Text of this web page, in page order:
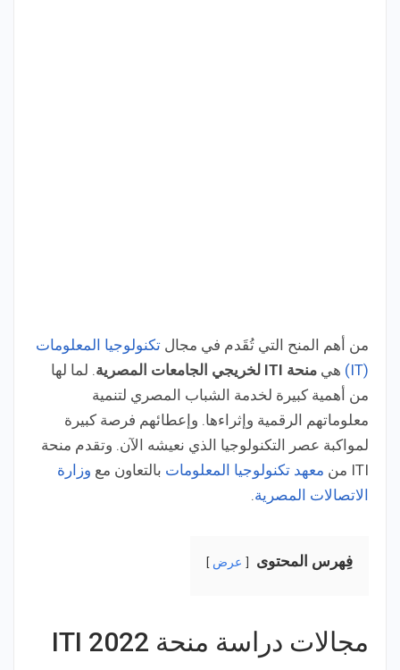
من أهم المنح التي تُقَدم في مجال تكنولوجيا المعلومات
(IT)
هي منحة ITI لخريجي الجامعات المصرية
. لما لها
من أهمية كبيرة لخدمة الشباب المصري لتنمية
معلوماتهم الرقمية وإثراءها. وإعطائهم فرصة كبيرة
لمواكبة عصر التكنولوجيا الذي نعيشه الآن. وتقدم منحة
ITI من
معهد تكنولوجيا المعلومات بالتعاون مع وزارة
الاتصالات المصرية.
فِهرس المحتوى عرض
مجالات دراسة منحة ITI 2022